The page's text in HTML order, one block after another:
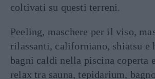
coltivati su questi terreni.
Peeling, maschere per il viso,
rilassanti, californiano, shiatsu e
bagni caldi nella piscina coperta
relax tra sauna, tepidarium,